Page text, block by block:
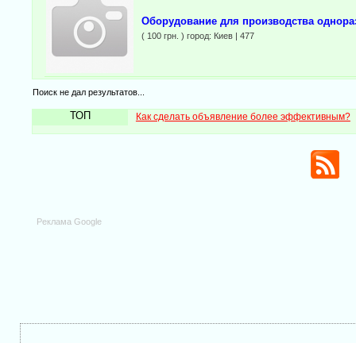
Оборудование для производства
( 100 грн. ) город: Киев | 477
Поиск не дал результатов...
ТОП Как сделать объявление более эффективным?
Реклама Google